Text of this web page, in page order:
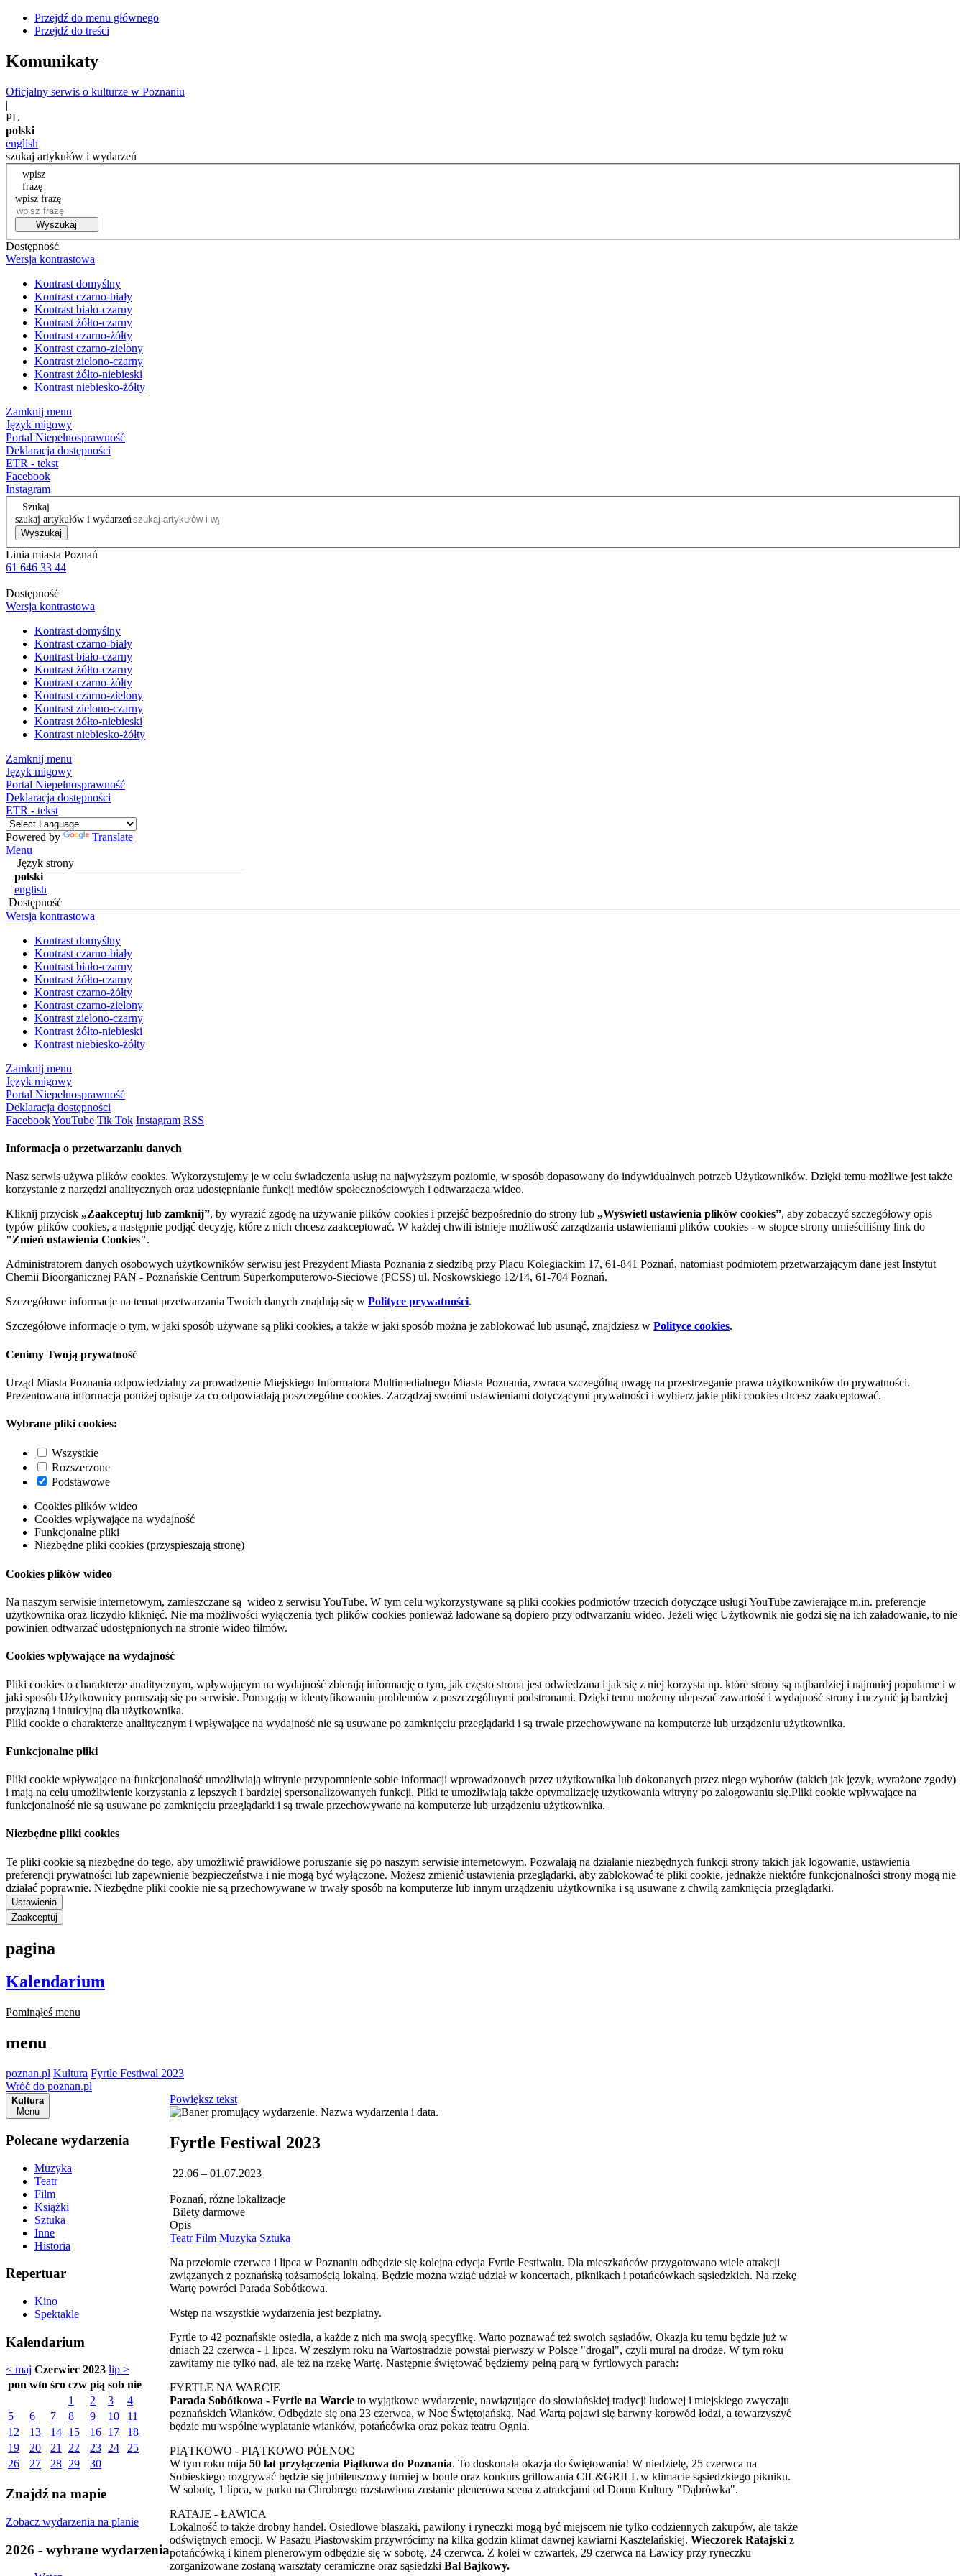
Przejdź do menu głównego
Przejdź do treści
Komunikaty
Oficjalny serwis o kulturze w Poznaniu
|
PL
polski
english
szukaj artykułów i wydarzeń
wpisz
frazę
wpisz frazę
Wyszukaj
Dostępność
Wersja kontrastowa
Kontrast domyślny
Kontrast czarno-biały
Kontrast biało-czarny
Kontrast żółto-czarny
Kontrast czarno-żółty
Kontrast czarno-zielony
Kontrast zielono-czarny
Kontrast żółto-niebieski
Kontrast niebiesko-żółty
Zamknij menu
Język migowy
Portal Niepełnosprawność
Deklaracja dostępności
ETR - tekst
Facebook
Instagram
Szukaj
szukaj artykułów i wydarzeń
Wyszukaj
Linia miasta Poznań
61 646 33 44
Dostępność
Wersja kontrastowa
Kontrast domyślny
Kontrast czarno-biały
Kontrast biało-czarny
Kontrast żółto-czarny
Kontrast czarno-żółty
Kontrast czarno-zielony
Kontrast zielono-czarny
Kontrast żółto-niebieski
Kontrast niebiesko-żółty
Zamknij menu
Język migowy
Portal Niepełnosprawność
Deklaracja dostępności
ETR - tekst
Powered by
Translate
Menu
Język strony
polski
english
Dostępność
Wersja kontrastowa
Kontrast domyślny
Kontrast czarno-biały
Kontrast biało-czarny
Kontrast żółto-czarny
Kontrast czarno-żółty
Kontrast czarno-zielony
Kontrast zielono-czarny
Kontrast żółto-niebieski
Kontrast niebiesko-żółty
Zamknij menu
Język migowy
Portal Niepełnosprawność
Deklaracja dostępności
FacebookYouTube Tik Tok Instagram RSS
Informacja o przetwarzaniu danych
Nasz serwis używa plików cookies. Wykorzystujemy je w celu świadczenia usług na najwyższym poziomie, w sposób dopasowany do indywidualnych potrzeb Użytkowników. Dzięki temu możliwe jest także
korzystanie z narzędzi analitycznych oraz udostępnianie funkcji mediów społecznościowych i odtwarzacza wideo.
Kliknij przycisk „Zaakceptuj lub zamknij”, by wyrazić zgodę na używanie plików cookies i przejść bezpośrednio do strony lub „Wyświetl ustawienia plików cookies”, aby zobaczyć szczegółowy opis
typów plików cookies, a następnie podjąć decyzję, które z nich chcesz zaakceptować. W każdej chwili istnieje możliwość zarządzania ustawieniami plików cookies - w stopce strony umieściliśmy link do
"Zmień ustawienia Cookies".
Administratorem danych osobowych użytkowników serwisu jest Prezydent Miasta Poznania z siedzibą przy Placu Kolegiackim 17, 61-841 Poznań, natomiast podmiotem przetwarzającym dane jest Instytut
Chemii Bioorganicznej PAN - Poznańskie Centrum Superkomputerowo-Sieciowe (PCSS) ul. Noskowskiego 12/14, 61-704 Poznań.
Szczegółowe informacje na temat przetwarzania Twoich danych znajdują się w Polityce prywatności.
Szczegółowe informacje o tym, w jaki sposób używane są pliki cookies, a także w jaki sposób można je zablokować lub usunąć, znajdziesz w Polityce cookies.
Cenimy Twoją prywatność
Urząd Miasta Poznania odpowiedzialny za prowadzenie Miejskiego Informatora Multimedialnego Miasta Poznania, zwraca szczególną uwagę na przestrzeganie prawa użytkowników do prywatności.
Prezentowana informacja poniżej opisuje za co odpowiadają poszczególne cookies. Zarządzaj swoimi ustawieniami dotyczącymi prywatności i wybierz jakie pliki cookies chcesz zaakceptować.
Wybrane pliki cookies:
Wszystkie
Rozszerzone
Podstawowe
Cookies plików wideo
Cookies wpływające na wydajność
Funkcjonalne pliki
Niezbędne pliki cookies (przyspieszają stronę)
Cookies plików wideo
Na naszym serwisie internetowym, zamieszczane są wideo z serwisu YouTube. W tym celu wykorzystywane są pliki cookies podmiotów trzecich dotyczące usługi YouTube zawierające m.in. preferencje
użytkownika oraz liczydło kliknięć. Nie ma możliwości wyłączenia tych plików cookies ponieważ ładowane są dopiero przy odtwarzaniu wideo. Jeżeli więc Użytkownik nie godzi się na ich załadowanie, to nie
powinien odtwarzać udostępnionych na stronie wideo filmów.
Cookies wpływające na wydajność
Pliki cookies o charakterze analitycznym, wpływającym na wydajność zbierają informację o tym, jak często strona jest odwiedzana i jak się z niej korzysta np. które strony są najbardziej i najmniej popularne i w
jaki sposób Użytkownicy poruszają się po serwisie. Pomagają w identyfikowaniu problemów z poszczególnymi podstronami. Dzięki temu możemy ulepszać zawartość i wydajność strony i uczynić ją bardziej
przyjazną i intuicyjną dla użytkownika.
Pliki cookie o charakterze analitycznym i wpływające na wydajność nie są usuwane po zamknięciu przeglądarki i są trwale przechowywane na komputerze lub urządzeniu użytkownika.
Funkcjonalne pliki
Pliki cookie wpływające na funkcjonalność umożliwiają witrynie przypomnienie sobie informacji wprowadzonych przez użytkownika lub dokonanych przez niego wyborów (takich jak język, wyrażone zgody)
i mają na celu umożliwienie korzystania z lepszych i bardziej spersonalizowanych funkcji. Pliki te umożliwiają także optymalizację użytkowania witryny po zalogowaniu się.Pliki cookie wpływające na
funkcjonalność nie są usuwane po zamknięciu przeglądarki i są trwale przechowywane na komputerze lub urządzeniu użytkownika.
Niezbędne pliki cookies
Te pliki cookie są niezbędne do tego, aby umożliwić prawidłowe poruszanie się po naszym serwisie internetowym. Pozwalają na działanie niezbędnych funkcji strony takich jak logowanie, ustawienia
preferencji prywatności lub zapewnienie bezpieczeństwa i nie mogą być wyłączone. Możesz zmienić ustawienia przeglądarki, aby zablokować te pliki cookie, jednakże niektóre funkcjonalności strony mogą nie
działać poprawnie. Niezbędne pliki cookie nie są przechowywane w trwały sposób na komputerze lub innym urządzeniu użytkownika i są usuwane z chwilą zamknięcia przeglądarki.
Ustawienia
Zaakceptuj
pagina
Kalendarium
Pominąłeś menu
menu
poznan.pl Kultura Fyrtle Festiwal 2023
Wróć do poznan.pl
Kultura
Menu
Polecane wydarzenia
Muzyka
Teatr
Film
Książki
Sztuka
Inne
Historia
Repertuar
Kino
Spektakle
Kalendarium
< maj Czerwiec 2023 lip >
pon wto śro czw pią sob nie
1
2 3
4
5
6 7 8 9 10
11
12
13 14 15 16 17
18
19
20 21 22 23 24
25
26
27 28 29 30
Znajdź na mapie
Zobacz wydarzenia na planie
2026 - wybrane wydarzenia
Powiększ tekst
Fyrtle Festiwal 2023
22.06 – 01.07.2023
Poznań, różne lokalizacje
Bilety darmowe
Opis
Teatr Film Muzyka Sztuka
Na przełomie czerwca i lipca w Poznaniu odbędzie się kolejna edycja Fyrtle Festiwalu. Dla mieszkańców przygotowano wiele atrakcji
związanych z poznańską tożsamością lokalną. Będzie można wziąć udział w koncertach, piknikach i potańcówkach sąsiedzkich. Na rzekę
Wartę powróci Parada Sobótkowa.
Wstęp na wszystkie wydarzenia jest bezpłatny.
Fyrtle to 42 poznańskie osiedla, a każde z nich ma swoją specyfikę. Warto poznawać też swoich sąsiadów. Okazja ku temu będzie już w
dniach 22 czerwca - 1 lipca. W zeszłym roku na Wartostradzie powstał pierwszy w Polsce "drogal", czyli mural na drodze. W tym roku
zawitamy nie tylko nad, ale też na rzekę Wartę. Następnie świętować będziemy pełną parą w fyrtlowych parach:
FYRTLE NA WARCIE
Parada Sobótkowa - Fyrtle na Warcie to wyjątkowe wydarzenie, nawiązujące do słowiańskiej tradycji ludowej i miejskiego zwyczaju
poznańskich Wianków. Odbędzie się ona 23 czerwca, w Noc Świętojańską. Nad Wartą pojawi się barwny korowód łodzi, a towarzyszyć
będzie mu wspólne wyplatanie wianków, potańcówka oraz pokaz teatru Ognia.
PIĄTKOWO - PIĄTKOWO PÓŁNOC
W tym roku mija 50 lat przyłączenia Piątkowa do Poznania. To doskonała okazja do świętowania! W niedzielę, 25 czerwca na
Sobieskiego rozgrywać będzie się jubileuszowy turniej w boule oraz konkurs grillowania CIL&GRILL w klimacie sąsiedzkiego pikniku.
W sobotę, 1 lipca, w parku na Chrobrego rozstawiona zostanie plenerowa scena z atrakcjami od Domu Kultury "Dąbrówka".
RATAJE - ŁAWICA
Lokalność to także drobny handel. Osiedlowe blaszaki, pawilony i ryneczki mogą być miejscem nie tylko codziennych zakupów, ale także
odświętnych emocji. W Pasażu Piastowskim przywrócimy na kilka godzin klimat dawnej kawiarni Kasztelańskiej. Wieczorek Ratajski z
potańcówką i kinem plenerowym odbędzie się w sobotę, 24 czerwca. Z kolei w czwartek, 29 czerwca na Ławicy przy ryneczku
zorganizowane zostaną warsztaty ceramiczne oraz sąsiedzki Bal Bajkowy.